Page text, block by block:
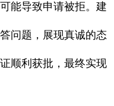
能导致申请被拒。建
问题，展现真诚的态
顺利获批，最终实现